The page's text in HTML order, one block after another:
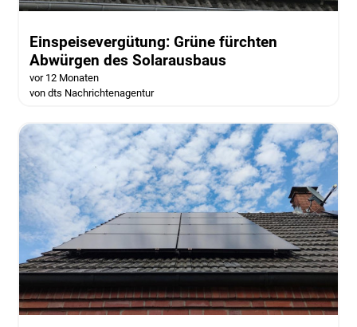
Einspeisevergütung: Grüne fürchten
Abwürgen des Solarausbaus
vor 12 Monaten
von dts Nachrichtenagentur